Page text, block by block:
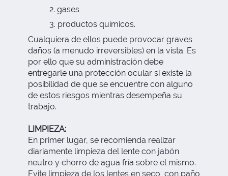
gases
productos químicos.
Cualquiera de ellos puede provocar graves
daños (a menudo irreversibles) en la vista. Es
por ello que su administración debe
entregarle una protección ocular si existe la
posibilidad de que se encuentre con alguno
de estos riesgos mientras desempeña su
trabajo.
LIMPIEZA:
En primer lugar, se recomienda realizar
diariamente limpieza del lente con jabón
neutro y chorro de agua fría sobre el mismo.
Evite limpieza de los lentes en seco, con paño